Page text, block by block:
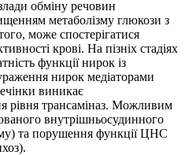
обміну речовин
метаболізму глюкози з
може спостерігатися
крові. На пізніх стадіях
функції нирок із
нирок медіаторами
виникає
рівня трансаміназ. Можливим
внутрішньосудинного
та порушення функції ЦНС